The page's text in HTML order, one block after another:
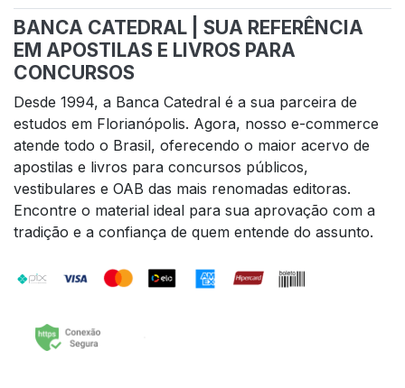
BANCA CATEDRAL | SUA REFERÊNCIA
EM APOSTILAS E LIVROS PARA
CONCURSOS
Desde 1994, a Banca Catedral é a sua parceira de
estudos em Florianópolis. Agora, nosso e-commerce
atende todo o Brasil, oferecendo o maior acervo de
apostilas e livros para concursos públicos,
vestibulares e OAB das mais renomadas editoras.
Encontre o material ideal para sua aprovação com a
tradição e a confiança de quem entende do assunto.